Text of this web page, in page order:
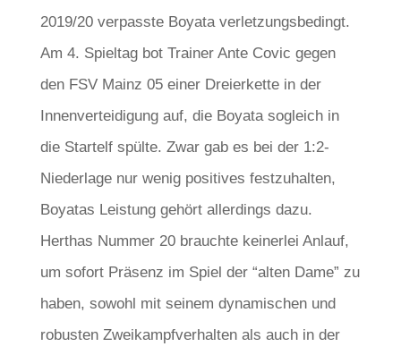
2019/20 verpasste Boyata verletzungsbedingt.
Am 4. Spieltag bot Trainer Ante Covic gegen
den FSV Mainz 05 einer Dreierkette in der
Innenverteidigung auf, die Boyata sogleich in
die Startelf spülte. Zwar gab es bei der 1:2-
Niederlage nur wenig positives festzuhalten,
Boyatas Leistung gehört allerdings dazu.
Herthas Nummer 20 brauchte keinerlei Anlauf,
um sofort Präsenz im Spiel der “alten Dame” zu
haben, sowohl mit seinem dynamischen und
robusten Zweikampfverhalten als auch in der